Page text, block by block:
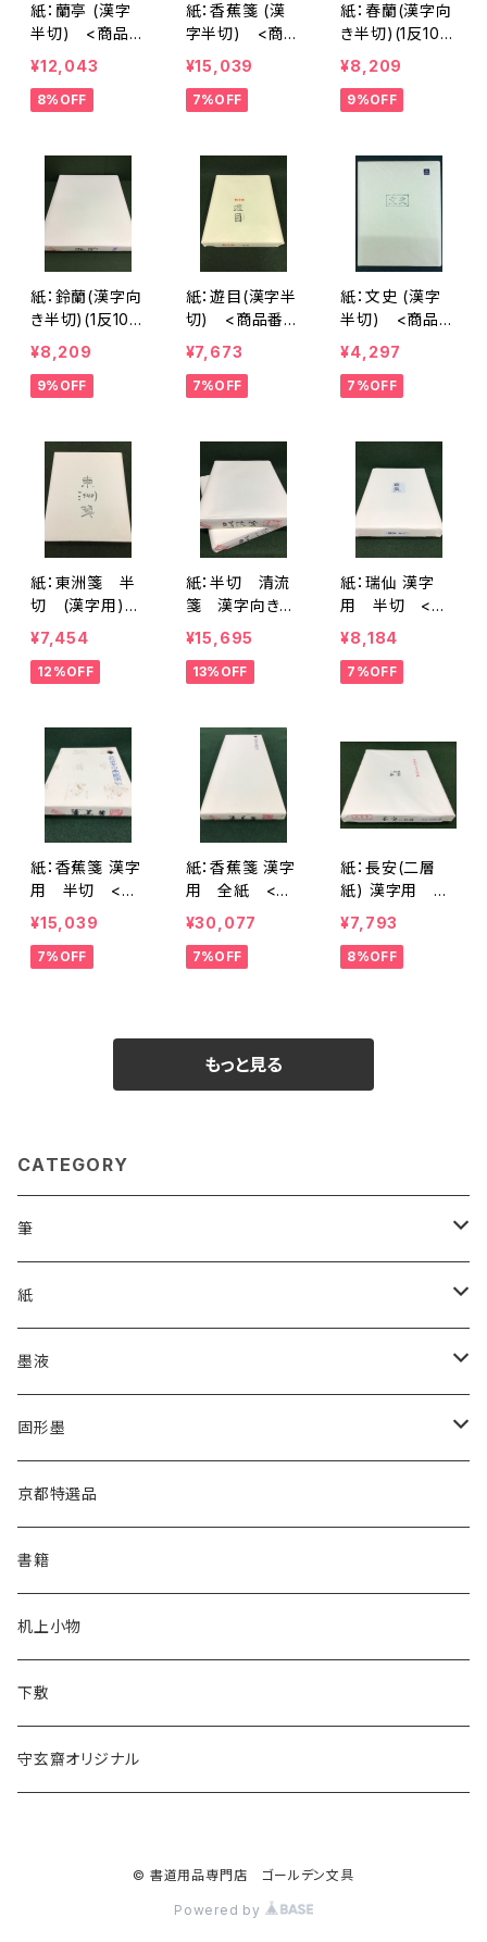
紙：蘭亭 (漢字
半切) <商品番
号1230>
¥12,043
8%OFF
紙：香蕉箋 (漢
字半切) <商品
番号1232>
¥15,039
7%OFF
紙：春蘭(漢字向
き半切)(1反100
枚入) <商品番
号1413>
¥8,209
9%OFF
紙：鈴蘭(漢字向
き半切)(1反100
枚入) <商品番
号1414>
¥8,209
9%OFF
紙：遊目(漢字半
切) <商品番号
1568>
¥7,673
7%OFF
紙：文史 (漢字
半切) <商品番
号1648>
¥4,297
7%OFF
紙：東洲箋 半
切 (漢字用)
<商品番号1686
¥7,454
12%OFF
紙：半切 清流
箋 漢字向き
(半切2反セット)
<商品番号17
67>
¥15,695
13%OFF
紙：瑞仙 漢字
用 半切 <商
品番号1862>
¥8,184
7%OFF
紙：香蕉箋 漢字
用 半切 <商
品番号1863>
¥15,039
7%OFF
紙：香蕉箋 漢字
用 全紙 <商
品番号1864>
¥30,077
7%OFF
紙：長安(二層
紙) 漢字用 半
切 <商品番号1
872>
¥7,793
8%OFF
もっと見る
CATEGORY
筆
漢字用
高誠堂
あかしや
菊壽堂
唐筆
かな用
高誠堂
あかしや
菊壽堂
紙
漢字用
半紙
半切
かな用
半紙
半切
墨液
漢字用
かな用
固形墨
漢字用
かな用
京都特選品
書籍
机上小物
下敷
守玄齋オリジナル
© 書道用品専門店 ゴールデン文具
Powered by